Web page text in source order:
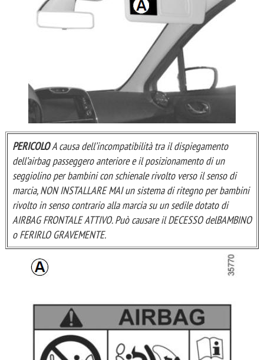
PERICOLOA causa dell’incompatibilità tra il dispiegamento
dell’airbag passeggero anteriore e il posizionamento di un
seggiolino per bambini con schienale rivolto verso il senso di
marcia, NON INSTALLARE MAI un sistema di ritegno per bambini
rivolto in senso contrario alla marcia su un sedile dotato di
AIRBAG FRONTALE ATTIVO. Può causare il DECESSO delBAMBINO
o FERIRLO GRAVEMENTE.